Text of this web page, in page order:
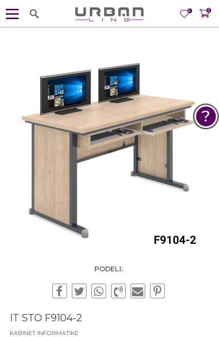
0
0
PODELI:
IT STO F9104-2
KABINET INFORMATIKE
POMOĆ PRI KUPOVINI
Za više informacija, pomoć i
porudžbine
381 11 245 18 52
381 64 218 96 52
16:00 časova